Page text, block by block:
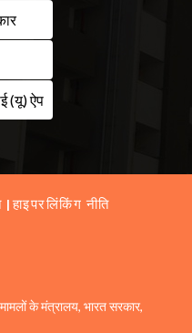
(यू) ऐप
हाइपरलिंकिंग नीति
के मंत्रालय, भारत सरकार,